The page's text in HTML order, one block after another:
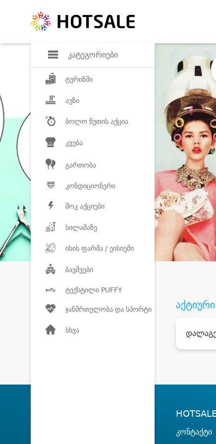
კატეგორიები
ტურიზმი
აუზი
ბოლო წუთის აქცია
კვება
გართობა
კონდიციონერი
შოკ აქციები
სილამაზე
ისის ფარმა / ეისიემი
ბავშვები
ტექსტილი PUFFY
ჯანმრთელობა და სპორტი
სხვა
კონტაქტი